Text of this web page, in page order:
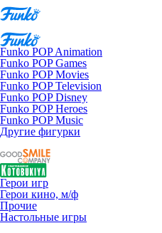
Funko POP Animation
Funko POP Games
Funko POP Movies
Funko POP Television
Funko POP Disney
Funko POP Heroes
Funko POP Music
Другие фигурки
Герои игр
Герои кино, м/ф
Прочие
Настольные игры